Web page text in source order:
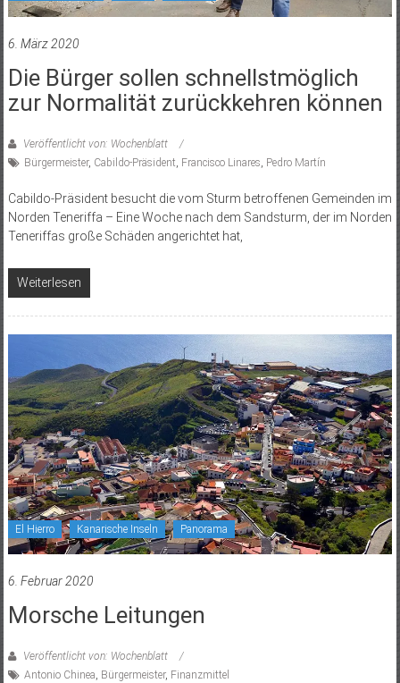
6. März 2020
Die Bürger sollen schnellstmöglich
zur Normalität zurückkehren können
Veröffentlicht von: Wochenblatt
Bürgermeister, Cabildo-Präsident, Francisco Linares, Pedro Martín
Cabildo-Präsident besucht die vom Sturm betroffenen Gemeinden im
Norden Teneriffa – Eine Woche nach dem Sandsturm, der im Norden
Teneriffas große Schäden angerichtet hat,
Weiterlesen
El Hierro Kanarische Inseln Panorama
6. Februar 2020
Morsche Leitungen
Veröffentlicht von: Wochenblatt
Antonio Chinea, Bürgermeister, Finanzmittel